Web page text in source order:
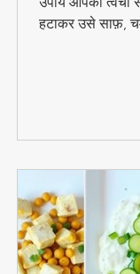
हटाकर उसे साफ़,